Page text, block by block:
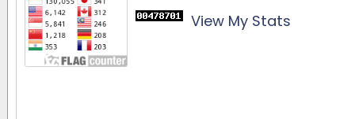
View My Stats